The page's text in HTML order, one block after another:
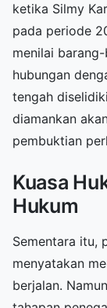
ketika Silmy
pada periode
menilai
hubungan
tengah
diamankan
pembuktian
Kuasa
Hukum
Sementara itu,
menyatakan
berjalan.